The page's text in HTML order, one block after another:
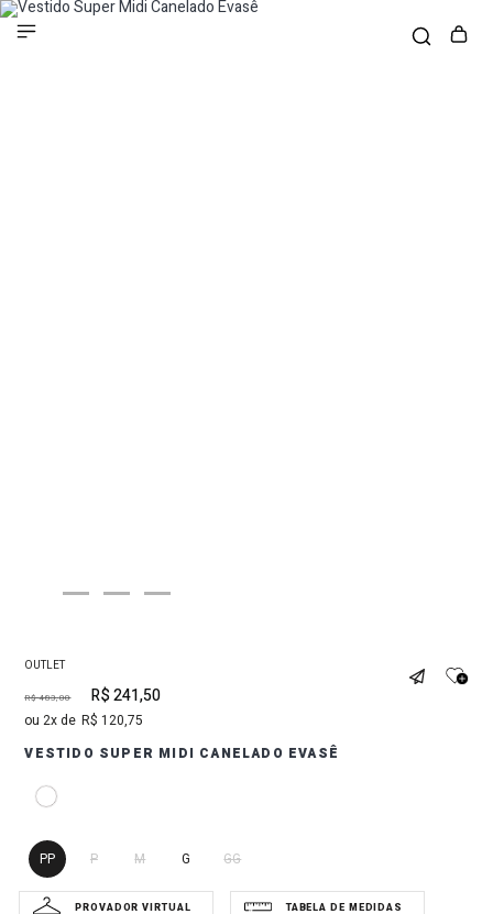
OUTLET
R$ 483,00 R$ 241,50
2 R$ 120,75
VESTIDO SUPER MIDI CANELADO EVASÊ
PP P M G GG